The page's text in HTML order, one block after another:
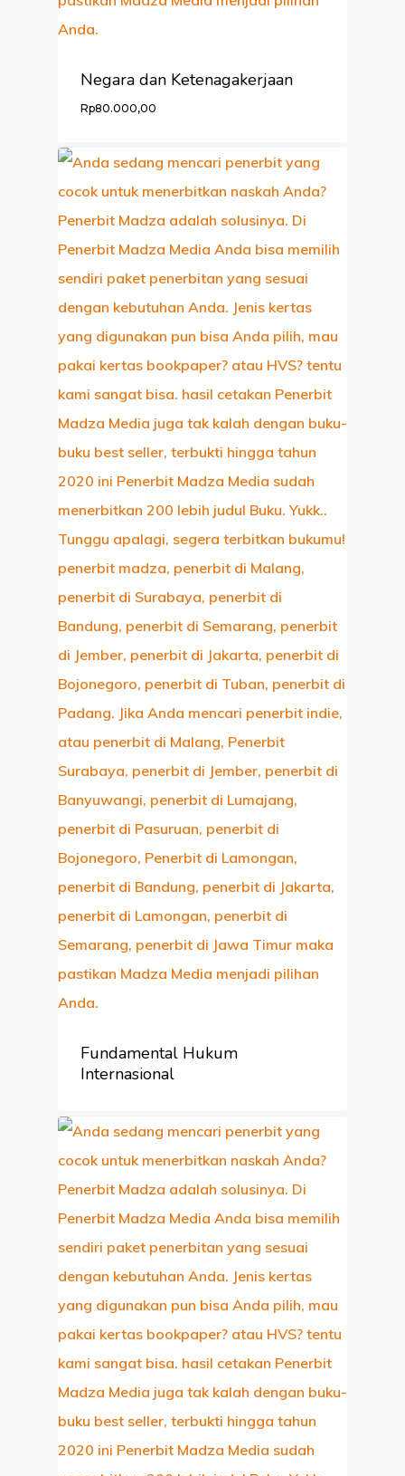
Negara dan Ketenagakerjaan
Rp80.000,00
Fundamental Hukum
Internasional